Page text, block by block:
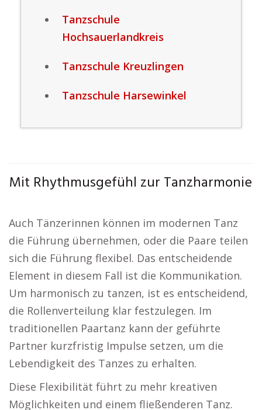
Tanzschule
Hochsauerlandkreis
Tanzschule Kreuzlingen
Tanzschule Harsewinkel
Mit Rhythmusgefühl zur Tanzharmonie
Auch Tänzerinnen können im modernen Tanz
die Führung übernehmen, oder die Paare teilen
sich die Führung flexibel. Das entscheidende
Element in diesem Fall ist die Kommunikation.
Um harmonisch zu tanzen, ist es entscheidend,
die Rollenverteilung klar festzulegen. Im
traditionellen Paartanz kann der geführte
Partner kurzfristig Impulse setzen, um die
Lebendigkeit des Tanzes zu erhalten.
Diese Flexibilität führt zu mehr kreativen
Möglichkeiten und einem fließenderen Tanz.